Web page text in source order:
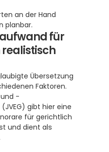
an der Hand
planbar.
für
Übersetzung
Faktoren.
-
gibt hier eine
für gerichtlich
und dient als